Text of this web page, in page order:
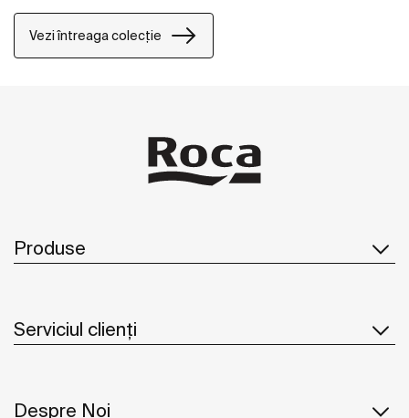
armonios.
Vezi întreaga colecție
Produse
Serviciul clienți
Despre Noi